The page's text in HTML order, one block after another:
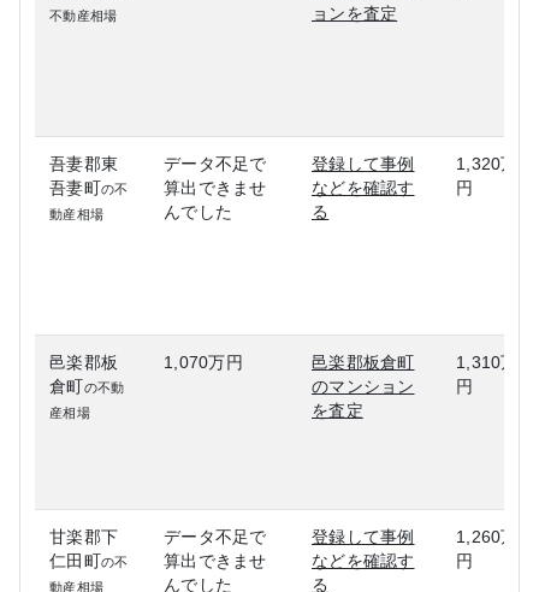
不動産相場
ョンを査定
吾妻郡東
吾妻町の不
動産相場
データ不足で
算出できませ
んでした
登録して事例
などを確認す
る
1,320万
円
邑楽郡板
倉町の不動
産相場
1,070万円
邑楽郡板倉町
のマンション
を査定
1,310万
円
甘楽郡下
仁田町の不
動産相場
データ不足で
算出できませ
んでした
登録して事例
などを確認す
る
1,260万
円